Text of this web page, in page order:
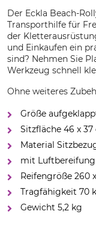
Der Eckla Beach-
Transporthilfe für
der
und Einkaufen ein
sind? Nehmen Sie
Werkzeug schnell
Ohne weiteres
Größe
Sitzfläche 46 x 37
Material
mit Luftbereifung
Reifengröße 260
Tragfähigkeit 70
Gewicht 5,2 kg